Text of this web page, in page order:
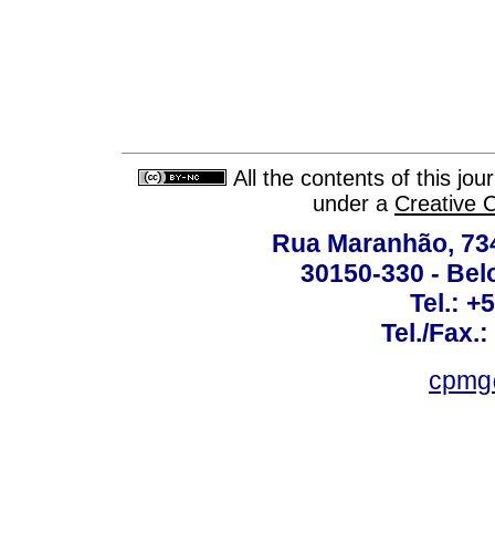
All the contents of this
under a Creative
Rua Maranhão,
30150-330 -
Tel.:
Tel./Fax.: